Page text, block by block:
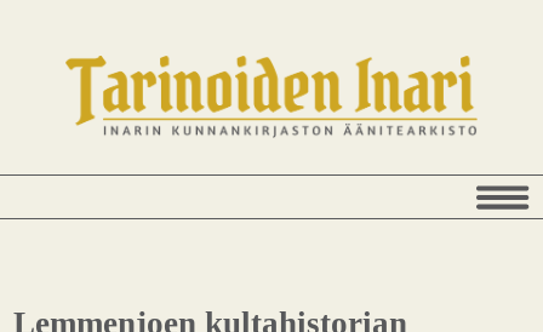
Lemmenjoen kultahistorian